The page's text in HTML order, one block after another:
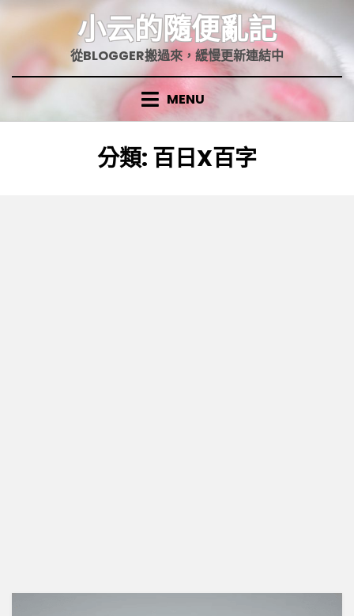
小云的隨便亂記
從BLOGGER搬過來，緩慢更新連結中
MENU
分類: 百日X百字